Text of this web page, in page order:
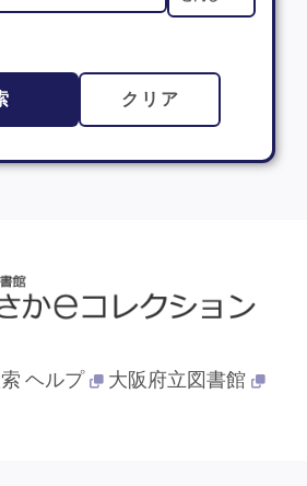
クリア
ヘルプ 大阪府立図書館